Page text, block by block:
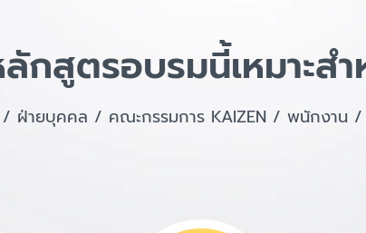
กสูตรอบรมนี้เหมาะส
ฝ่ายบุคคล / คณะกรรมการ KAIZEN / พนักงาน /